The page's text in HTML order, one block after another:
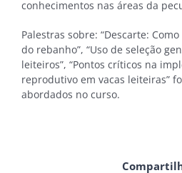
conhecimentos nas áreas da
Palestras sobre: “Descarte:
do rebanho”, “Uso de seleção
leiteiros”, “Pontos críticos na
reprodutivo em vacas leiteiras”
abordados no curso.